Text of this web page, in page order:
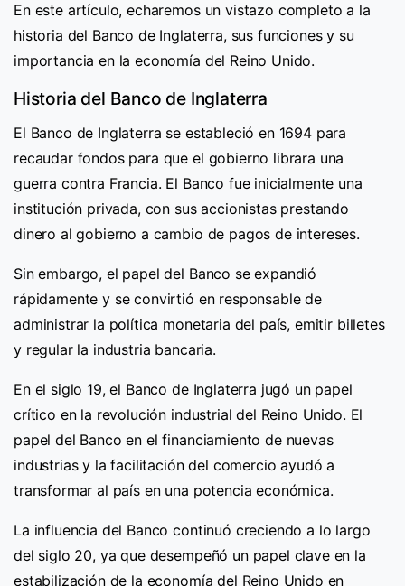
En este artículo, echaremos un vistazo completo a la
historia del Banco de Inglaterra, sus funciones y su
importancia en la economía del Reino Unido.
Historia del Banco de Inglaterra
El Banco de Inglaterra se estableció en 1694 para
recaudar fondos para que el gobierno librara una
guerra contra Francia. El Banco fue inicialmente una
institución privada, con sus accionistas prestando
dinero al gobierno a cambio de pagos de intereses.
Sin embargo, el papel del Banco se expandió
rápidamente y se convirtió en responsable de
administrar la política monetaria del país, emitir billetes
y regular la industria bancaria.
En el siglo 19, el Banco de Inglaterra jugó un papel
crítico en la revolución industrial del Reino Unido. El
papel del Banco en el financiamiento de nuevas
industrias y la facilitación del comercio ayudó a
transformar al país en una potencia económica.
La influencia del Banco continuó creciendo a lo largo
del siglo 20, ya que desempeñó un papel clave en la
estabilización de la economía del Reino Unido en